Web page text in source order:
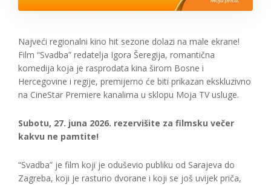
Najveći regionalni kino hit sezone dolazi na male ekrane!
Film “Svadba” redatelja Igora Šeregija, romantična
komedija koja je rasprodata kina širom Bosne i
Hercegovine i regije, premijerno će biti prikazan ekskluzivno
na CineStar Premiere kanalima u sklopu Moja TV usluge.
Subotu, 27. juna 2026. rezervišite za filmsku večer
kakvu ne pamtite!
“Svadba” je film koji je oduševio publiku od Sarajeva do
Zagreba, koji je rasturio dvorane i koji se još uvijek priča,